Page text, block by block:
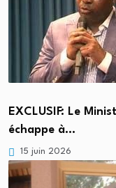
EXCLUSIF: Le
échappe à…
15 juin 2026